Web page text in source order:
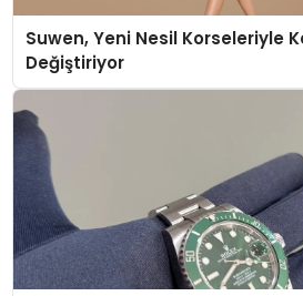
Suwen, Yeni Nesil Korseleriyle
Değiştiriyor